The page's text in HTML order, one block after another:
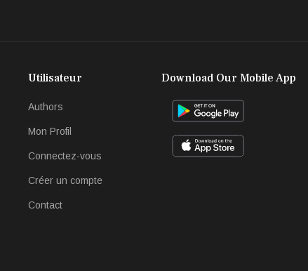
Utilisateur
Authors
Mon Profil
Connectez-vous
Créer un compte
Contact
Download Our Mobile App